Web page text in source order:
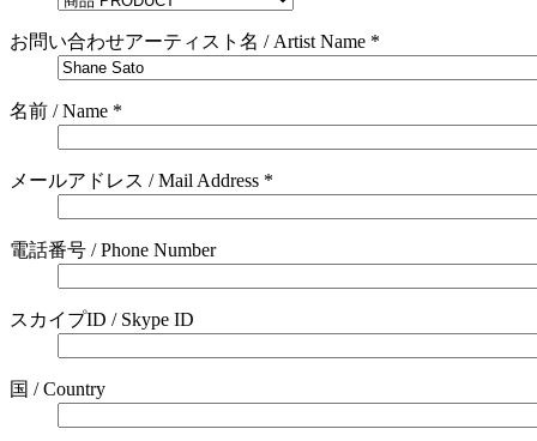
お問い合わせアーティスト名 / Artist Name *
名前 / Name *
メールアドレス / Mail Address *
電話番号 / Phone Number
スカイプID / Skype ID
国 / Country